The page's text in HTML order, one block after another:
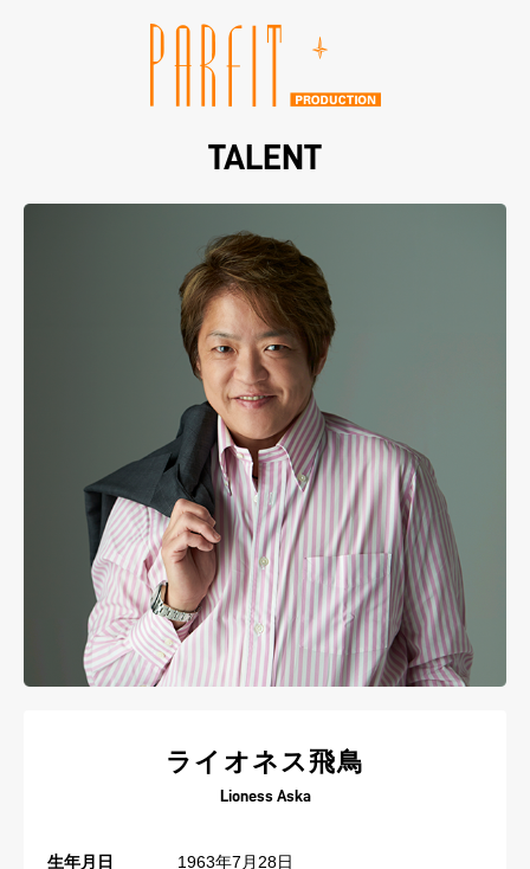
TALENT
ライオネス飛鳥
Lioness Aska
生年月日
1963年7月28日